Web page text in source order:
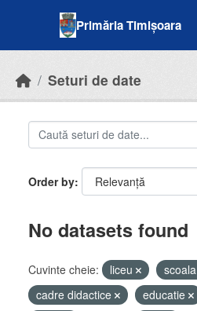
Primăria Timișoara
Seturi de date
Order by
No datasets found
Cuvinte cheie: liceu scoala
cadre didactice
educatie